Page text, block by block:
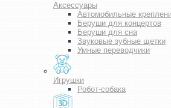
Аксессуары
Автомобильные
Беруши для концертов
Беруши для сна
Звуковые зубные щетки
Умные переводчики
Игрушки
Робот-собака